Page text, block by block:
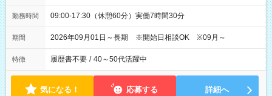
勤務時間 09:00-17:30（休憩60分）実働7時間30分
期間 2026年09月01日～長期 ※開始日相談OK ※09月～
特徴 履歴書不要 / 40～50代活躍中
気になる！ 応募する 詳細へ